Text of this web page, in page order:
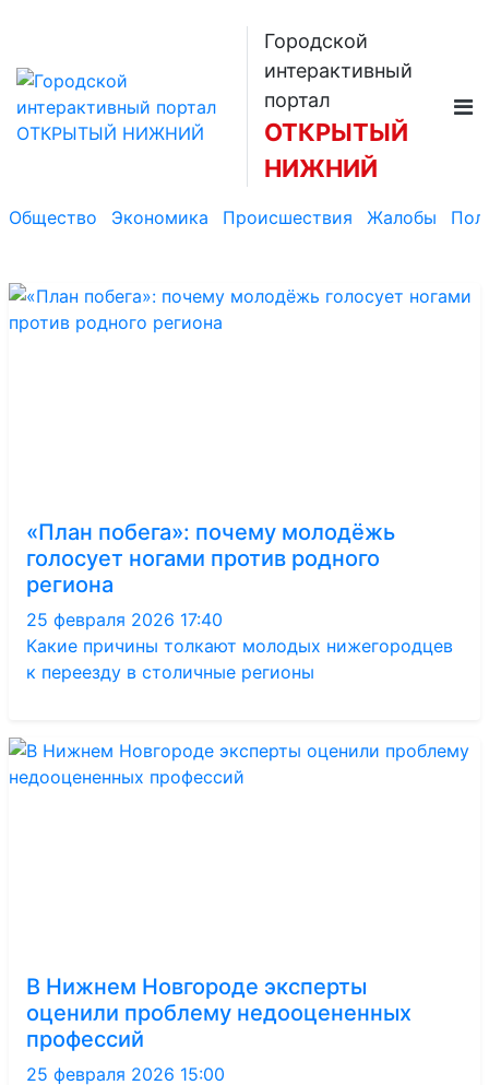
Городской
интерактивный
портал
ОТКРЫТЫЙ
НИЖНИЙ
Общество Экономика Происшествия Жалобы
«План побега»: почему молодёжь
голосует ногами против родного
региона
25 февраля 2026 17:40
Какие причины толкают молодых нижегородцев
к переезду в столичные регионы
В Нижнем Новгороде эксперты
оценили проблему недооцененных
профессий
25 февраля 2026 15:00